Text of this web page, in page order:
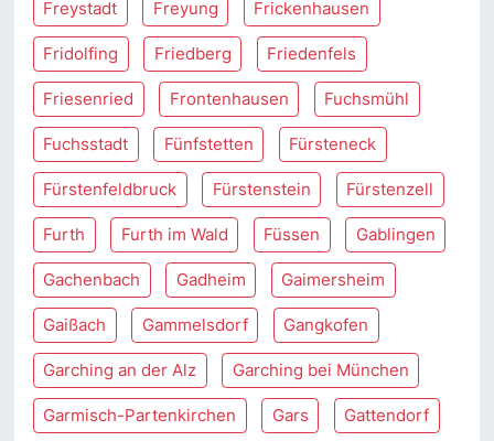
Freystadt Freyung Frickenhausen
Fridolfing Friedberg Friedenfels
Friesenried Frontenhausen Fuchsmühl
Fuchsstadt Fünfstetten Fürsteneck
Fürstenfeldbruck Fürstenstein Fürstenzell
Furth Furth im Wald Füssen Gablingen
Gachenbach Gadheim Gaimersheim
Gaißach Gammelsdorf Gangkofen
Garching an der Alz Garching bei München
Garmisch-Partenkirchen Gars Gattendorf